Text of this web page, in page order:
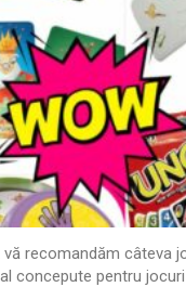
recomandăm câteva
concepute pentru